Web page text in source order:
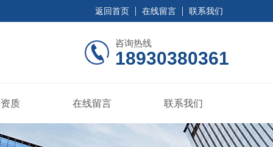
返回首页 在线留言 联系我们
咨询热线
18930380361
质 在线留言 联系我们